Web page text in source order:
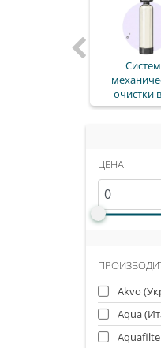
очистки
ЦЕНА:
Akvo
Aqua